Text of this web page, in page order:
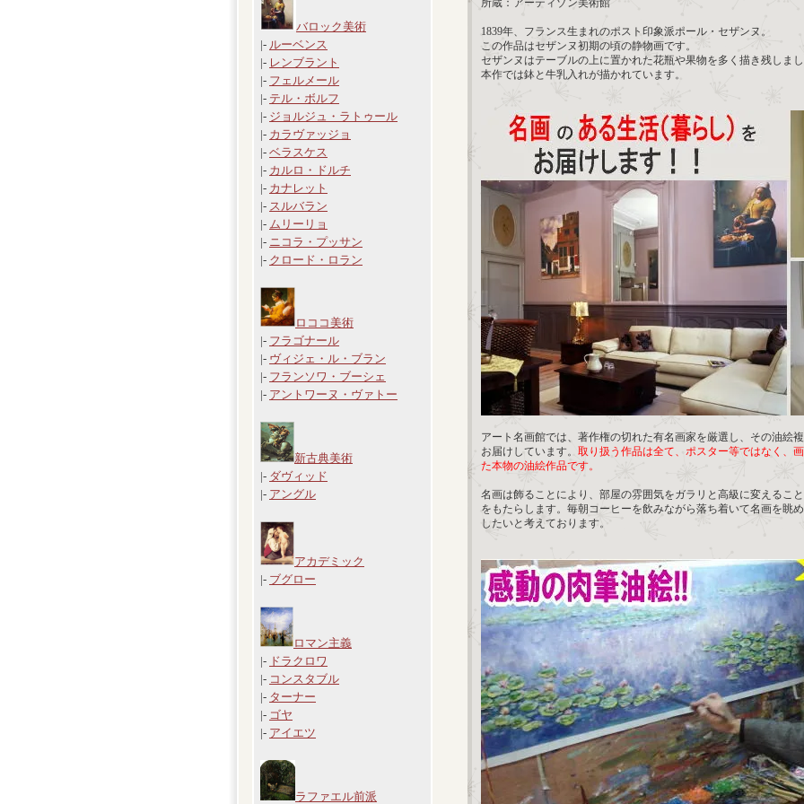
バロック美術
|- ルーベンス
|- レンブラント
|- フェルメール
|- テル・ボルフ
|- ジョルジュ・ラトゥール
|- カラヴァッジョ
|- ベラスケス
|- カルロ・ドルチ
|- カナレット
|- スルバラン
|- ムリーリョ
|- ニコラ・プッサン
|- クロード・ロラン
ロココ美術
|- フラゴナール
|- ヴィジェ・ル・ブラン
|- フランソワ・ブーシェ
|- アントワーヌ・ヴァトー
新古典美術
|- ダヴィッド
|- アングル
アカデミック
|- ブグロー
ロマン主義
|- ドラクロワ
|- コンスタブル
|- ターナー
|- ゴヤ
|- アイエツ
ラファエル前派
所蔵：アーティゾン美術館
1839年、フランス生まれのポスト印象派ポール・セザンヌ。
この作品はセザンヌ初期の頃の静物画です。
セザンヌはテーブルの上に置かれた花瓶や果物を多く描き残しま
本作では鉢と牛乳入れが描かれています。
アート名画館では、著作権の切れた有名画家を厳選し、その油絵
お届けしています。 取り扱う作品は全て、ポスター等ではなく、
た本物の油絵作品です。
名画は飾ることにより、部屋の雰囲気をガラリと高級に変えるこ
をもたらします。毎朝コーヒーを飲みながら落ち着いて名画を眺
したいと考えております。